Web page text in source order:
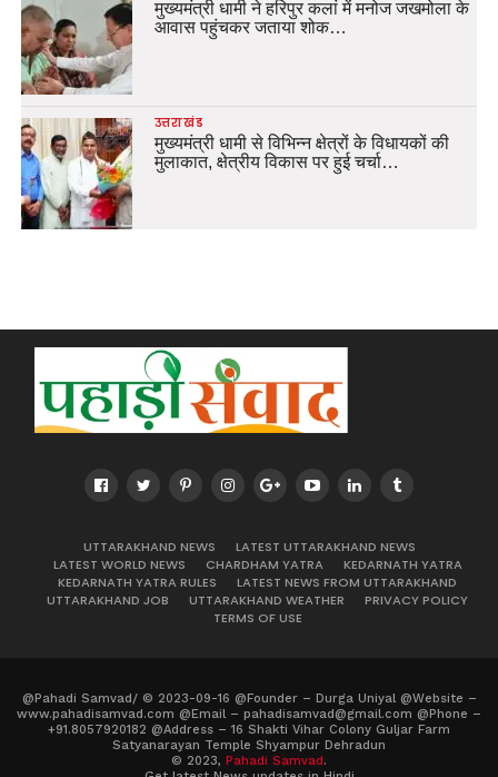
मुख्यमंत्री धामी ने हरिपुर कलां में मनोज जखमोला के
आवास पहुंचकर जताया शोक…
उत्तराखंड
मुख्यमंत्री धामी से विभिन्न क्षेत्रों के विधायकों की
मुलाकात, क्षेत्रीय विकास पर हुई चर्चा…
UTTARAKHAND NEWS
LATEST UTTARAKHAND NEWS
LATEST WORLD NEWS
CHARDHAM YATRA
KEDARNATH YATRA
KEDARNATH YATRA RULES
LATEST NEWS FROM UTTARAKHAND
UTTARAKHAND JOB
UTTARAKHAND WEATHER
PRIVACY POLICY
TERMS OF USE
@Pahadi Samvad/ © 2023-09-16 @Founder – Durga Uniyal @Website –
www.pahadisamvad.com @Email – pahadisamvad@gmail.com @Phone –
+91.8057920182 @Address – 16 Shakti Vihar Colony Guljar Farm
Satyanarayan Temple Shyampur Dehradun
© 2023, Pahadi Samvad.